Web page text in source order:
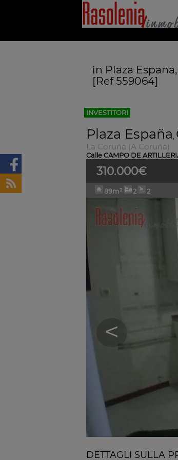
in Plaza
[Ref 559064]
INVESTITORI
Plaza España,
La Coruña (A Coruña)
Calle CAMPO DE
310.000€
89m² 2 2
<
DETTAGLI SULLA